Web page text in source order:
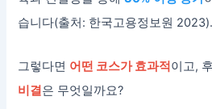
습니다(출처: 한국고용정보원 2023).
그렇다면 어떤 코스가 효과적이고,
비결은 무엇일까요?